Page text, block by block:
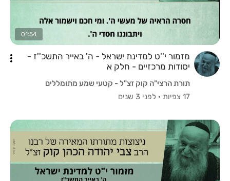
01:54
מזמור י''ט למדינת ישראל - ה' באייר התשכ''ז -
יסודות מרכזיים - חלק א
תורת הרצי"ה קוק זצ"ל - קטעי שמע מתומללים
17 צפיות
· לפני 3 שנים